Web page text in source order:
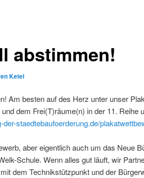
abstimmen!
Ketel
Am besten auf des Herz unter unser
dem Frei(T)räume(n) in der 11. Reihe
der-staedtebaufoerderung.de/
aber eigentlich auch um das Neue
Schule. Wenn alles gut läuft, wir
dem Technikstützpunkt und der